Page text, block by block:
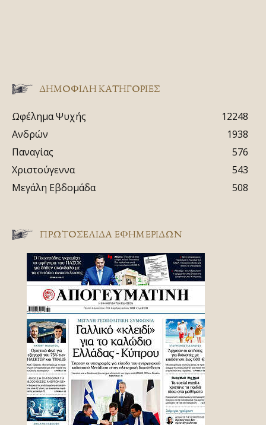
ΔΗΜΟΦΙΛΗ ΚΑΤΗΓΟΡΙΕΣ
Ωφέλημα Ψυχής
12248
Ανδρών
1938
Παναγίας
576
Χριστούγεννα
543
Μεγάλη Εβδομάδα
508
ΠΡΩΤΟΣΈΛΙΔΑ ΕΦΗΜΕΡΊΔΩΝ